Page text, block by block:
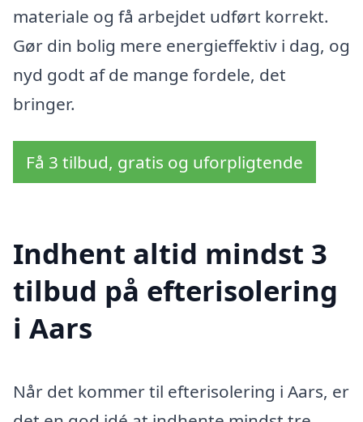
materiale og få arbejdet udført korrekt.
Gør din bolig mere energieffektiv i dag, og
nyd godt af de mange fordele, det
bringer.
Få 3 tilbud, gratis og uforpligtende
Indhent altid mindst 3
tilbud på efterisolering
i Aars
Når det kommer til efterisolering i Aars, er